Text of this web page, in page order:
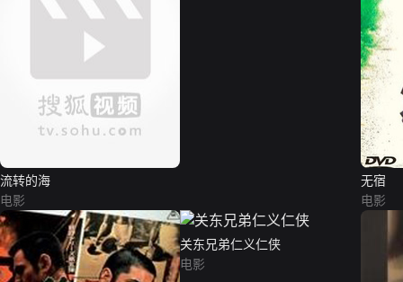
流转的海
电影
无宿
电影
关东兄弟仁义仁侠
电影